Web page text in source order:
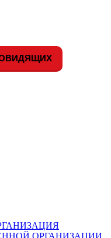
ОРГАНИЗАЦИИ